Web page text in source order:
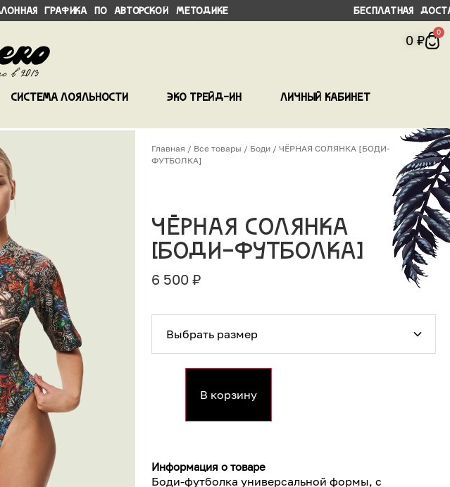
по авторской методикеБесплатная доставка в ПВЗ
0 ₽
0
Система лояльности Эко трейд-ин Личный кабинет
Главная / Все товары / Боди / ЧЁРНАЯ СОЛЯНКА [БОДИ-
ФУТБОЛКА]
ЧЁРНАЯ СОЛЯНКА
[БОДИ-ФУТБОЛКА]
6 500₽
В корзину
Информация о товаре
Боди-футболка универсальной формы, с